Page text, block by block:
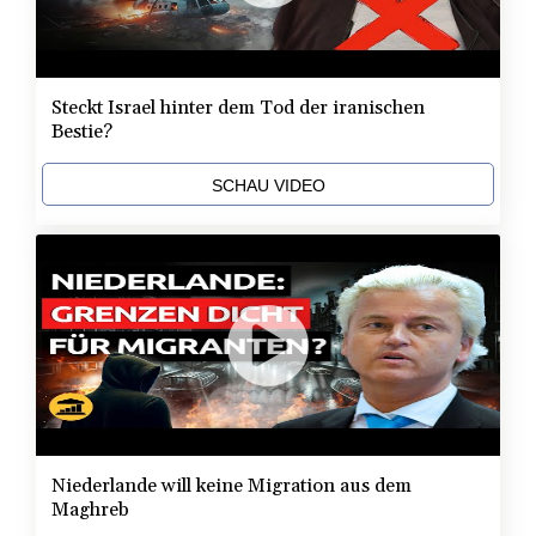
Steckt Israel hinter dem Tod der iranischen
Bestie?
SCHAU VIDEO
Niederlande will keine Migration aus dem
Maghreb